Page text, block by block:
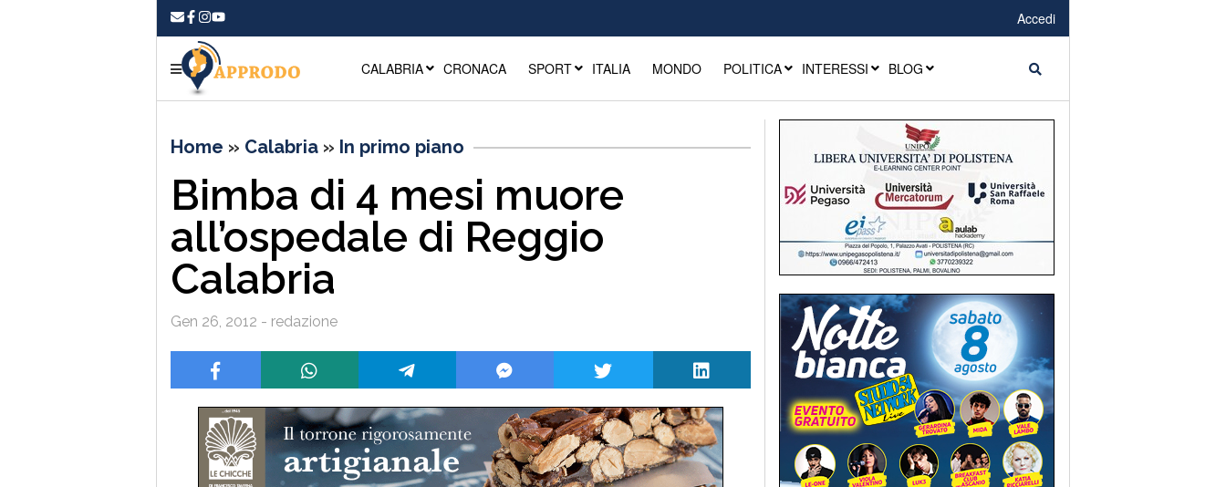
Accedi
CALABRIA CRONACA SPORT ITALIA MONDO POLITICA INTERESSI BLOG
Home » Calabria » In primo piano
Bimba di 4 mesi muore
all’ospedale di Reggio
Calabria
Gen 26, 2012 - redazione